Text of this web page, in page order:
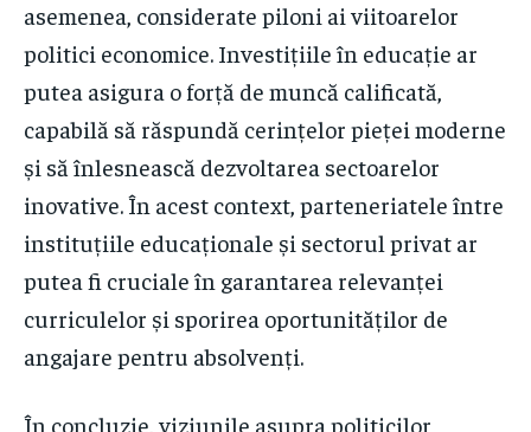
asemenea, considerate piloni ai viitoarelor
politici economice. Investițiile în educație ar
putea asigura o forță de muncă calificată,
capabilă să răspundă cerințelor pieței moderne
și să înlesnească dezvoltarea sectoarelor
inovative. În acest context, parteneriatele între
instituțiile educaționale și sectorul privat ar
putea fi cruciale în garantarea relevanței
curriculelor și sporirea oportunităților de
angajare pentru absolvenți.
În concluzie, viziunile asupra politicilor